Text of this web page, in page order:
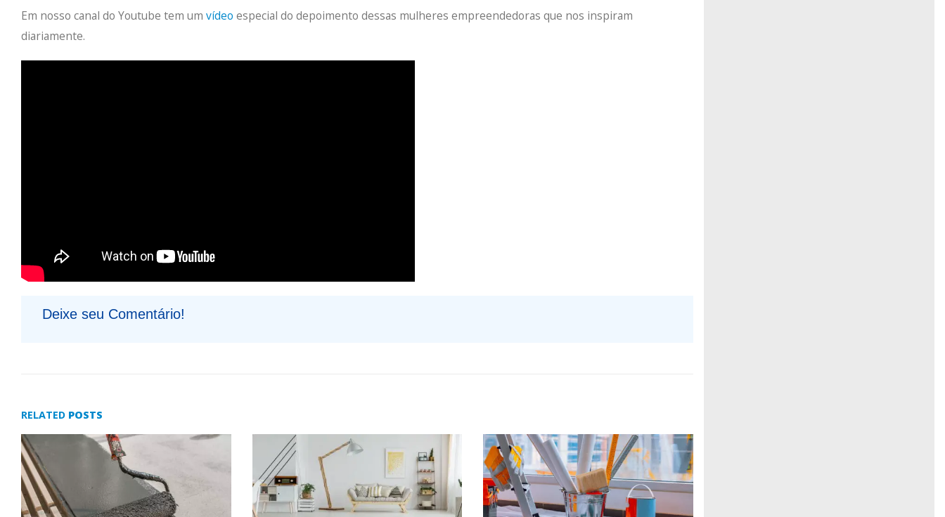
Em nosso canal do Youtube tem um vídeo especial do depoimento dessas mulheres empreendedoras que nos inspiram
diariamente.
Deixe seu Comentário!
RELATED POSTS